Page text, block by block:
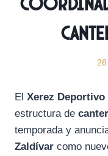
El Xerez Deportivo
estructura de
temporada y
Zaldívar como